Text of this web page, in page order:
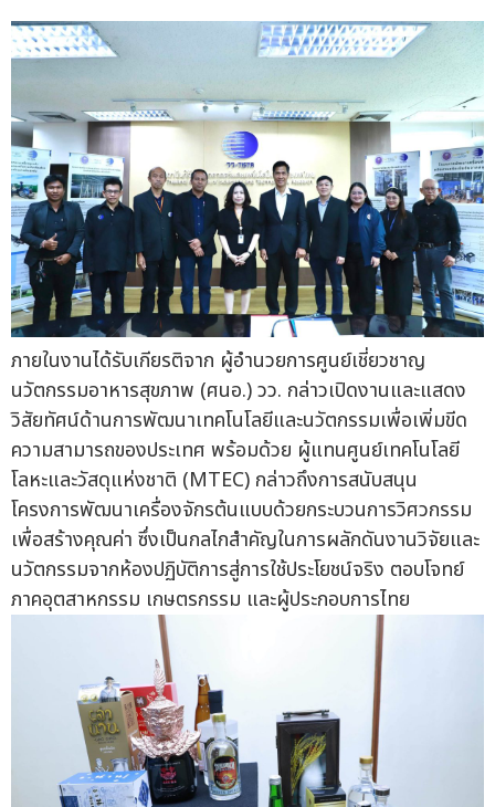
ภายในงานได้รับเกียรติจาก ผู้อำนวยการศูนย์เชี่ยวชาญ
นวัตกรรมอาหารสุขภาพ (ศนอ.) วว. กล่าวเปิดงานและแสดง
วิสัยทัศน์ด้านการพัฒนาเทคโนโลยีและนวัตกรรมเพื่อเพิ่มขีด
ความสามารถของประเทศ พร้อมด้วย ผู้แทนศูนย์เทคโนโลยี
โลหะและวัสดุแห่งชาติ (MTEC) กล่าวถึงการสนับสนุน
โครงการพัฒนาเครื่องจักรต้นแบบด้วยกระบวนการวิศวกรรม
เพื่อสร้างคุณค่า ซึ่งเป็นกลไกสำคัญในการผลักดันงานวิจัยและ
นวัตกรรมจากห้องปฏิบัติการสู่การใช้ประโยชน์จริง ตอบโจทย์
ภาคอุตสาหกรรม เกษตรกรรม และผู้ประกอบการไทย